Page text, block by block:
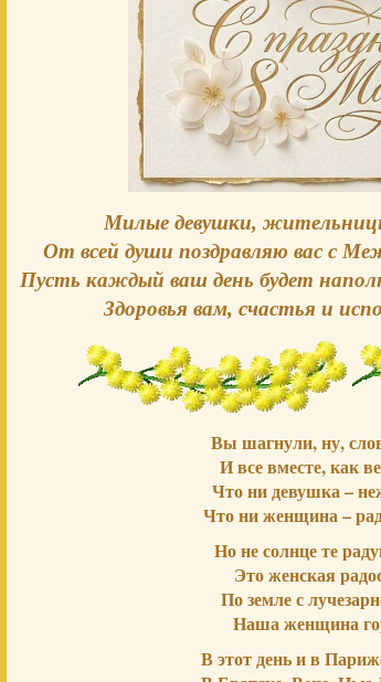
Милые девушки,
От всей души поздравляю вас с
Пусть каждый ваш день будет
Здоровья вам, счастья и
Вы шагнули, ну,
И все вместе, как
Что ни девушка –
Что ни женщина –
Но не солнце те
Это женская
По земле с
Наша женщина
В этот день и в